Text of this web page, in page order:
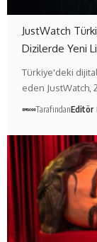
JustWatch
Dizilerde Yeni
Türkiye'deki
eden JustWatch,
TarafındanEditör